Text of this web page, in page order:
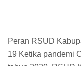
Peran RSUD
19 Ketika pandemi